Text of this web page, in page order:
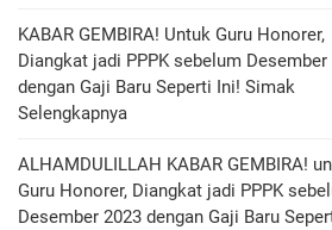
KABAR GEMBIRA! Untuk Guru Honorer,
Diangkat jadi PPPK sebelum Desember
dengan Gaji Baru Seperti Ini! Simak
Selengkapnya
ALHAMDULILLAH KABAR GEMBIRA!
Guru Honorer, Diangkat jadi PPPK
Desember 2023 dengan Gaji Baru